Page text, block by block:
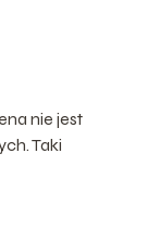
nie jest
Taki